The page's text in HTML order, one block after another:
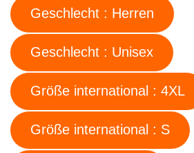
Geschlecht : Herren
Geschlecht : Unisex
Größe international : 4XL
Größe international : S